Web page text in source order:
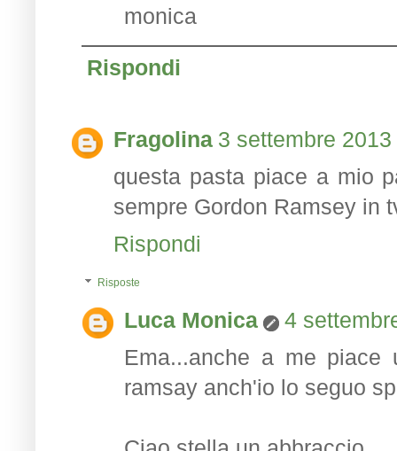
monica
Rispondi
Fragolina 3 settembre
questa pasta piace a mio
sempre Gordon Ramsey in
Rispondi
Risposte
Luca Monica
4
Ema...anche a me
ramsay anch'io lo seguo